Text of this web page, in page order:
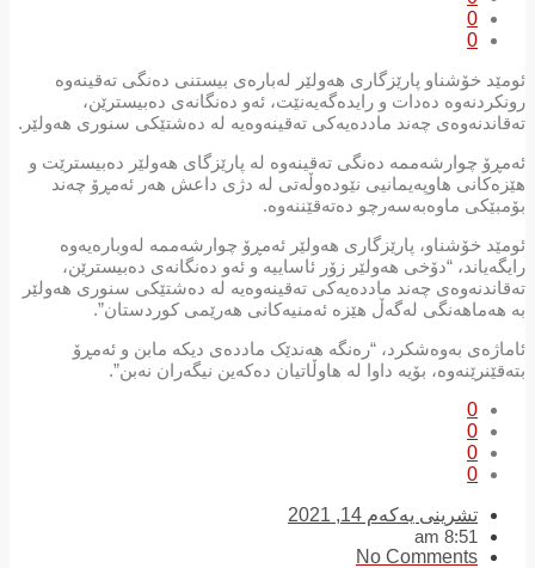
0
0
ئومێد خۆشناو پارێزگاری هەولێر لەبارەی بیستنی دەنگی تەقینەوە
رونکردنەوە دەدات و رایدەگەیەنێت، ئەو دەنگانەی دەبیسترێن،
تەقاندنەوەی چەند ماددەیەکی تەقینەوەیە لە دەشتێکی سنوری هەولێر.
ئەمڕۆ چوارشەممە ده‌نگی ته‌قینه‌وه‌ لە پارێزگای هەولێر ده‌بیسترێت و
هێزەكانی هاوپەیمانیی نێودەوڵەتی لە دژی داعش هەر ئەمڕۆ چەند
بۆمبێكی ماوەبەسەرچو دەتەقێننەوە.
ئومێد خۆشناو، پارێزگاری هەولێر ئەمڕۆ چوارشەممە لەوبارەیەوە
رایگەیاند، “دۆخی هەولێر زۆر ئاساییە و ئەو دەنگانەی دەبیسترێن،
تەقاندنەوەی چەند ماددەیەکی تەقینەوەیە لە دەشتێکی سنوری هەولێر
بە هەماهەنگی لەگەڵ هێزە ئەمنیەکانی هەرێمی کوردستان”.
ئاماژەی بەوەشکرد، “رەنگە هەندێک ماددەی دیکە مابن و ئەمڕۆ
بتەقێنرێنەوە، بۆیە داوا لە هاوڵاتیان دەکەین نیگەران نەبن”.
0
0
0
0
تشرینی یەکەم 14, 2021
8:51 am
No Comments